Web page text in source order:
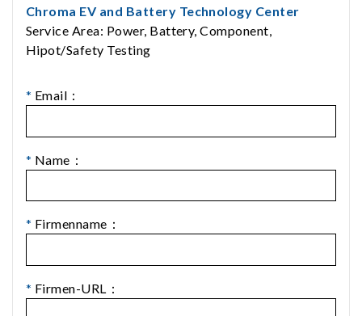
Chroma EV and Battery Technology Center
Service Area: Power, Battery, Component,
Hipot/Safety Testing
* Email：
* Name：
* Firmenname：
* Firmen-URL：